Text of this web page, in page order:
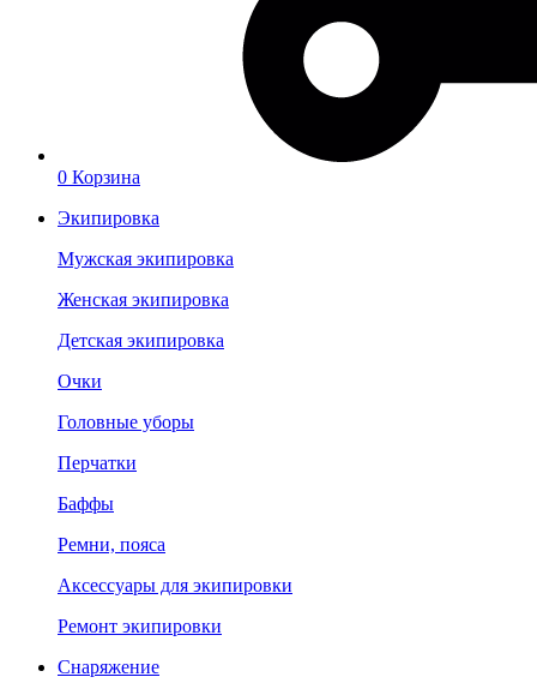
0 Корзина
Экипировка
Мужская экипировка
Женская экипировка
Детская экипировка
Очки
Головные уборы
Перчатки
Баффы
Ремни, пояса
Аксессуары для экипировки
Ремонт экипировки
Снаряжение